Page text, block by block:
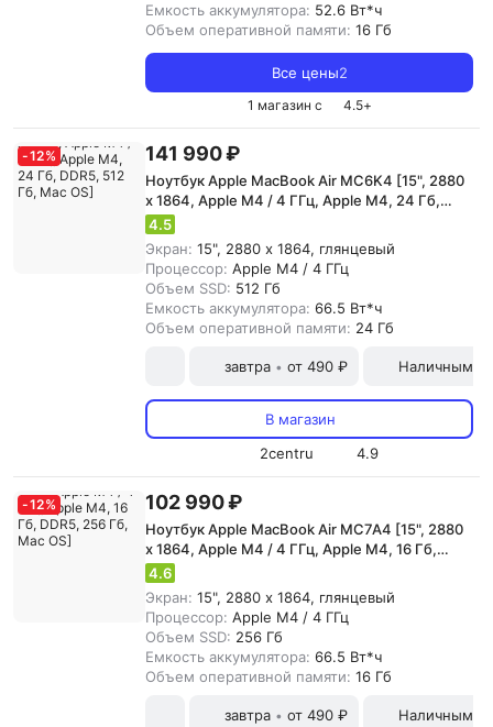
Емкость аккумулятора: 52.6 Вт*ч
Объем оперативной памяти: 16 Гб
Все цены2
1 магазин с 4.5+
-12% 141 990 ₽
Ноутбук Apple MacBook Air MC6K4 [15", 2880
x 1864, Apple M4 / 4 ГГц, Apple M4, 24 Гб,
DDR5, 512 Гб, Mac OS]
4.5
Экран: 15", 2880 x 1864, глянцевый
Процессор: Apple M4 / 4 ГГц
Объем SSD: 512 Гб
Емкость аккумулятора: 66.5 Вт*ч
Объем оперативной памяти: 24 Гб
завтра • от 490 ₽ Наличными
В магазин
2centru
4.9
-12% 102 990 ₽
Ноутбук Apple MacBook Air MC7A4 [15", 2880
x 1864, Apple M4 / 4 ГГц, Apple M4, 16 Гб,
DDR5, 256 Гб, Mac OS]
4.6
Экран: 15", 2880 x 1864, глянцевый
Процессор: Apple M4 / 4 ГГц
Объем SSD: 256 Гб
Емкость аккумулятора: 66.5 Вт*ч
Объем оперативной памяти: 16 Гб
завтра • от 490 ₽ Наличными